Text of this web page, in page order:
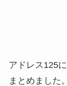
アドレス125に
まとめました。